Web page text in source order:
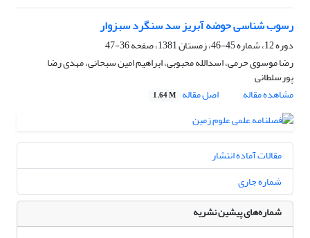
رسوب شناسی حوضه آبریز سد سنگرد سبزوار
دوره 12، شماره 45-46، زمستان 1381، صفحه
36-47
رضا موسوی حرمی، اسدالله محبوبی، ابراهیم امین سبحانی، مهدی رضا
پورسلطانی
مشاهده مقاله
اصل مقاله 1.64 M
مقالات آماده انتشار
شماره جاری
شماره‌های پیشین نشریه